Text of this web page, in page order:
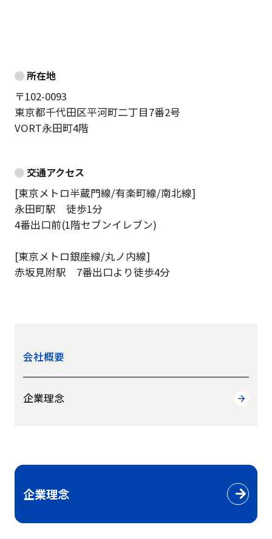
所在地
〒102-0093
東京都千代田区平河町二丁目7番2号
VORT永田町4階
交通アクセス
[東京メトロ半蔵門線/有楽町線/南北線]
永田町駅 徒歩1分
4番出口前(1階セブンイレブン)
[東京メトロ銀座線/丸ノ内線]
赤坂見附駅 7番出口より徒歩4分
会社概要
企業理念
企業理念